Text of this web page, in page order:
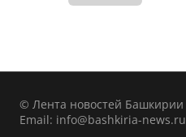
© Лента новостей Башкирии
Email: info@bashkiria-news.ru